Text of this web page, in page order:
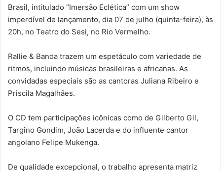
Brasil, intitulado “Imersão Eclética” com um show
imperdível de lançamento, dia 07 de julho (quinta-feira), às
20h, no Teatro do Sesi, no Rio Vermelho.
Rallie & Banda trazem um espetáculo com variedade de
ritmos, incluindo músicas brasileiras e africanas. As
convidadas especiais são as cantoras Juliana Ribeiro e
Priscila Magalhães.
O CD tem participações icônicas como de Gilberto Gil,
Targino Gondim, João Lacerda e do influente cantor
angolano Felipe Mukenga.
De qualidade excepcional, o trabalho apresenta matriz